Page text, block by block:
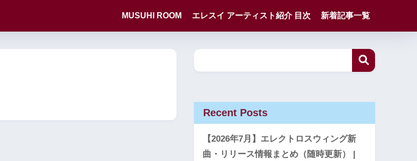
MUSUHI ROOM エレスイ アーティスト紹介 目次 新着記事一覧
Recent Posts
【2026年7月】エレクトロスウィング新
曲・リリース情報まとめ（随時更新） |